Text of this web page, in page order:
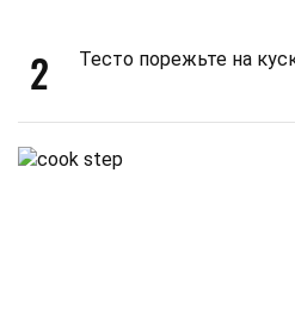
2 Тесто порежьте на